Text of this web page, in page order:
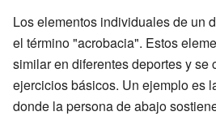
Los elementos individuales de un
el término "acrobacia". Estos
similar en diferentes deportes y se
ejercicios básicos. Un ejemplo es
donde la persona de abajo